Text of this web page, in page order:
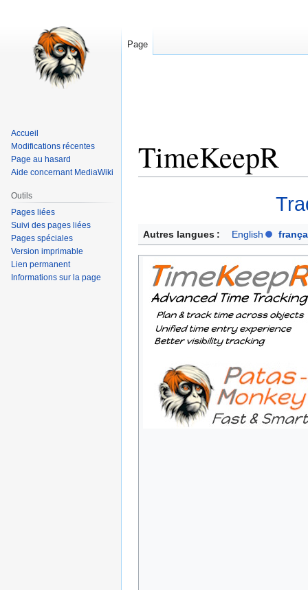
TimeKeepR
navigation
recherche
Autres langues : English
Page
Accueil
Modifications récentes
Page au hasard
Aide concernant MediaWiki
Outils
Pages liées
Suivi des pages liées
Pages spéciales
Version imprimable
Lien permanent
Informations sur la page